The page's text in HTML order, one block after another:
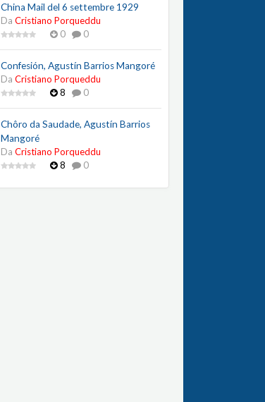
China Mail del 6 settembre 1929
Da Cristiano Porqueddu
0
0
Confesión, Agustín Barrios Mangoré
Da Cristiano Porqueddu
8
0
Chôro da Saudade, Agustín Barrios
Mangoré
Da Cristiano Porqueddu
8
0